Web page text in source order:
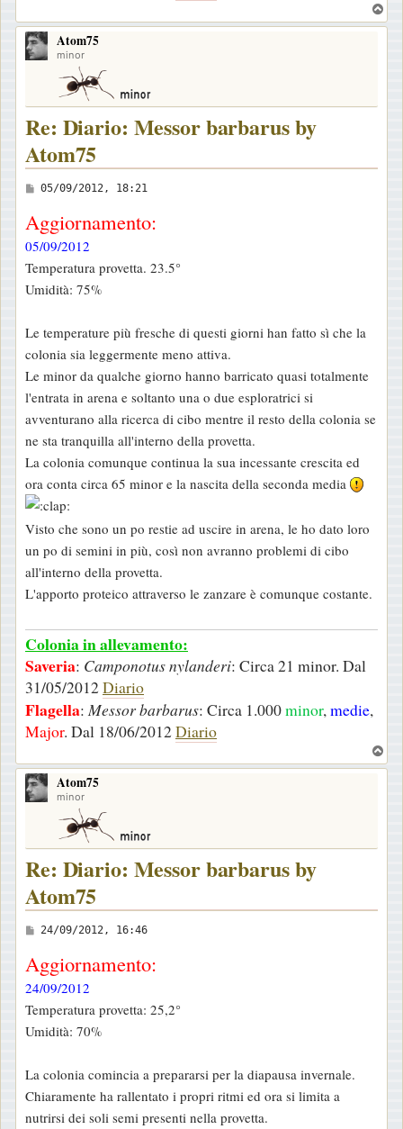
o
Atom75
minor
Re: Diario: Messor barbarus by
Atom75
M
s
s
a
g
i
o
05/09/2012, 18:21
Aggiornamento:
05/09/2012
Temperatura provetta. 23.5°
Umidità: 75%
Le temperature più fresche di questi giorni han fatto sì che la
colonia sia leggermente meno attiva.
Le minor da qualche giorno hanno barricato quasi totalmente
l'entrata in arena e soltanto una o due esploratrici si
avventurano alla ricerca di cibo mentre il resto della colonia se
ne sta tranquilla all'interno della provetta.
La colonia comunque continua la sua incessante crescita ed
ora conta circa 65 minor e la nascita della seconda media
Visto che sono un po restie ad uscire in arena, le ho dato loro
un po di semini in più, così non avranno problemi di cibo
all'interno della provetta.
L'apporto proteico attraverso le zanzare è comunque costante.
Colonia in allevamento:
Saveria: Camponotus nylanderi: Circa 21 minor. Dal
31/05/2012Diario
Flagella: Messor barbarus: Circa 1.000minor,medie,
Major. Dal 18/06/2012Diario
o
Atom75
minor
Re: Diario: Messor barbarus by
Atom75
M
s
s
a
g
i
o
24/09/2012, 16:46
Aggiornamento:
24/09/2012
Temperatura provetta: 25,2°
Umidità: 70%
La colonia comincia a prepararsi per la diapausa invernale.
Chiaramente ha rallentato i propri ritmi ed ora si limita a
nutrirsi dei soli semi presenti nella provetta.